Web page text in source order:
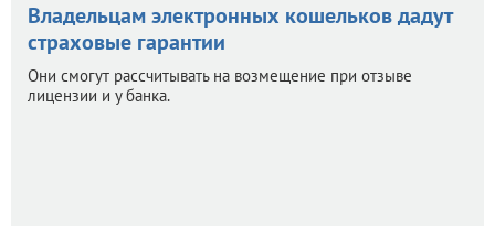
Владельцам электронных кошельков дадут
страховые гарантии
Они смогут рассчитывать на возмещение при отзыве
лицензии и у банка.